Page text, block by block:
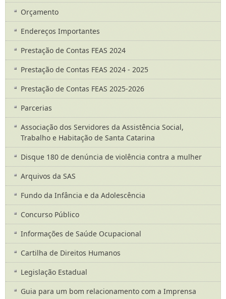
Orçamento
Endereços Importantes
Prestação de Contas FEAS 2024
Prestação de Contas FEAS 2024 - 2025
Prestação de Contas FEAS 2025-2026
Parcerias
Associação dos Servidores da Assistência Social,
Trabalho e Habitação de Santa Catarina
Disque 180 de denúncia de violência contra a mulher
Arquivos da SAS
Fundo da Infância e da Adolescência
Concurso Público
Informações de Saúde Ocupacional
Cartilha de Direitos Humanos
Legislação Estadual
Guia para um bom relacionamento com a Imprensa